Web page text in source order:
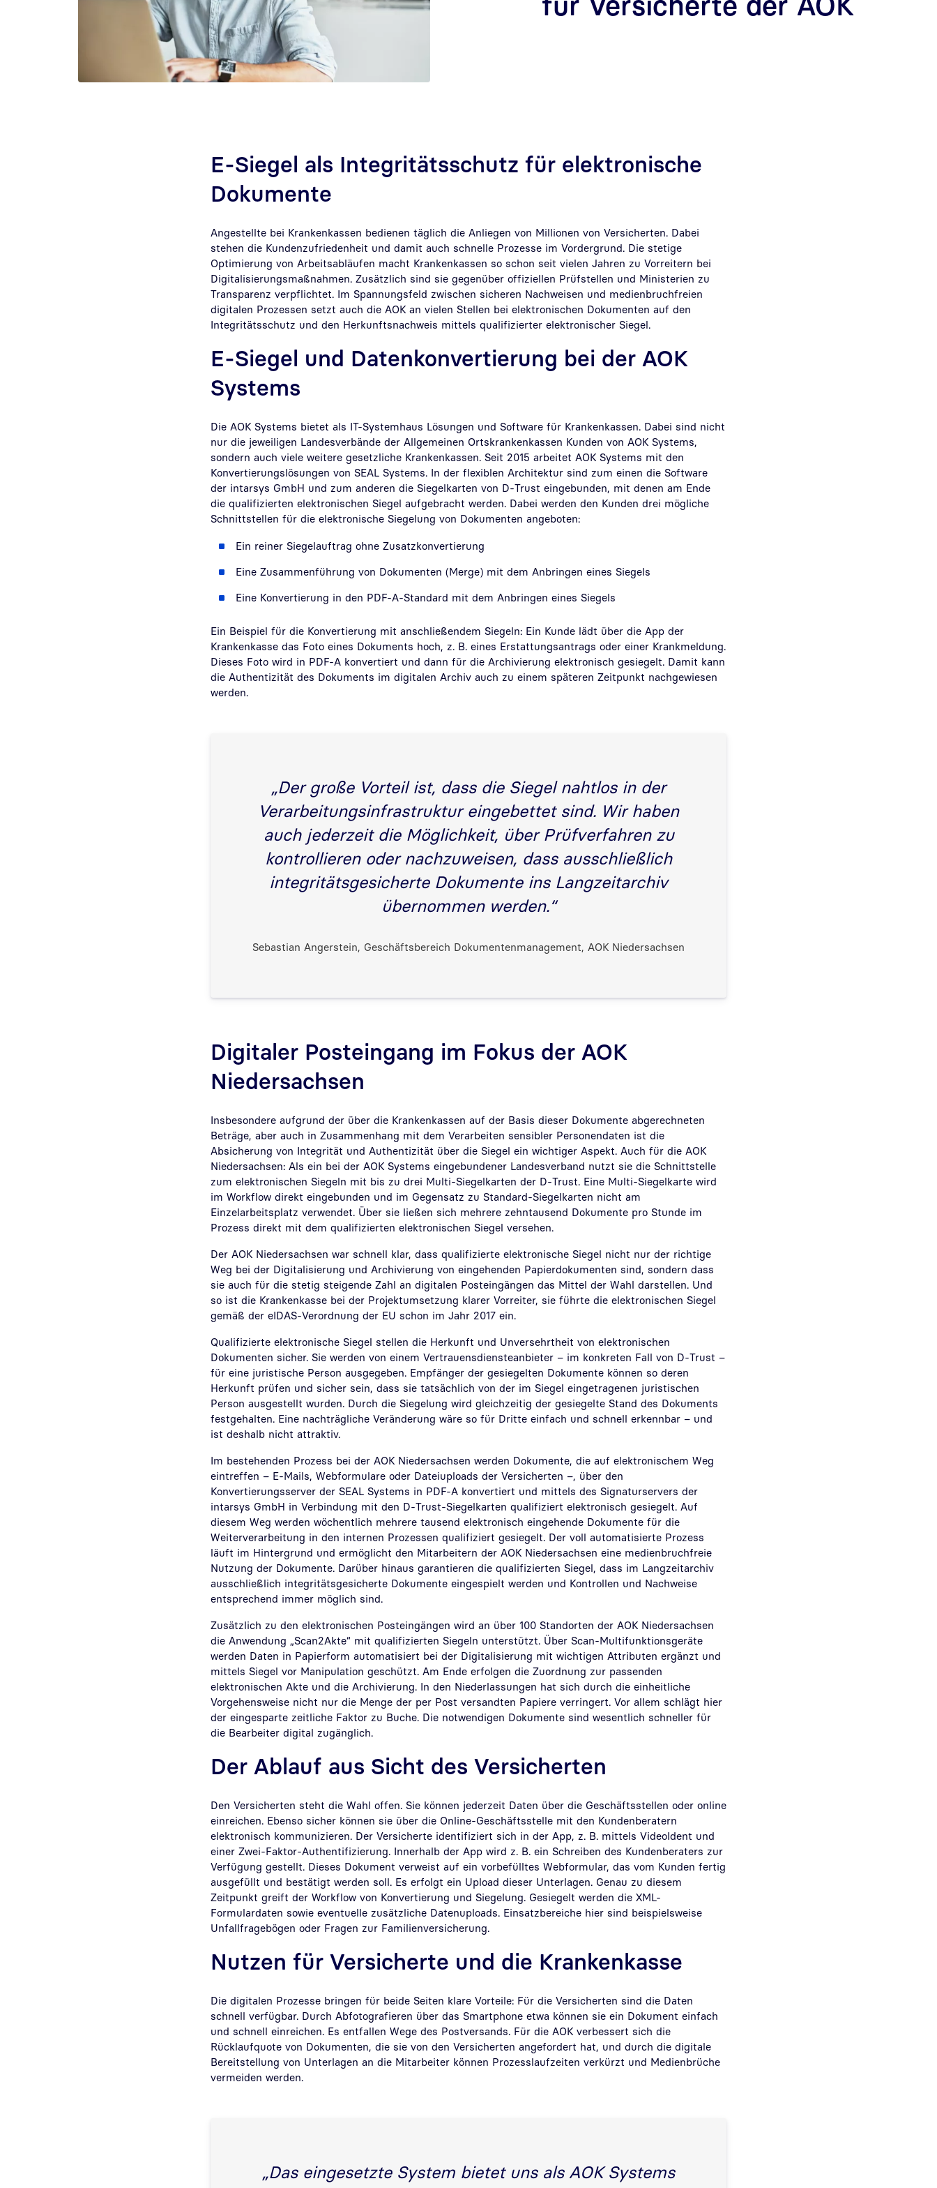
E-Siegel als Integritätsschutz für elektronische
Dokumente
Angestellte bei Krankenkassen bedienen täglich die Anliegen von Millionen von Versicherten. Dabei
stehen die Kundenzufriedenheit und damit auch schnelle Prozesse im Vordergrund. Die stetige
Optimierung von Arbeitsabläufen macht Krankenkassen so schon seit vielen Jahren zu Vorreitern bei
Digitalisierungsmaßnahmen. Zusätzlich sind sie gegenüber offiziellen Prüfstellen und Ministerien zu
Transparenz verpflichtet. Im Spannungsfeld zwischen sicheren Nachweisen und medienbruchfreien
digitalen Prozessen setzt auch die AOK an vielen Stellen bei elektronischen Dokumenten auf den
Integritätsschutz und den Herkunftsnachweis mittels qualifizierter elektronischer Siegel.
E-Siegel und Datenkonvertierung bei der AOK
Systems
Die AOK Systems bietet als IT-Systemhaus Lösungen und Software für Krankenkassen. Dabei sind nicht
nur die jeweiligen Landesverbände der Allgemeinen Ortskrankenkassen Kunden von AOK Systems,
sondern auch viele weitere gesetzliche Krankenkassen. Seit 2015 arbeitet AOK Systems mit den
Konvertierungslösungen von SEAL Systems. In der flexiblen Architektur sind zum einen die Software
der intarsys GmbH und zum anderen die Siegelkarten von D-Trust eingebunden, mit denen am Ende
die qualifizierten elektronischen Siegel aufgebracht werden. Dabei werden den Kunden drei mögliche
Schnittstellen für die elektronische Siegelung von Dokumenten angeboten:
Ein reiner Siegelauftrag ohne Zusatzkonvertierung
Eine Zusammenführung von Dokumenten (Merge) mit dem Anbringen eines Siegels
Eine Konvertierung in den PDF-A-Standard mit dem Anbringen eines Siegels
Ein Beispiel für die Konvertierung mit anschließendem Siegeln: Ein Kunde lädt über die App der
Krankenkasse das Foto eines Dokuments hoch, z. B. eines Erstattungsantrags oder einer Krankmeldung.
Dieses Foto wird in PDF-A konvertiert und dann für die Archivierung elektronisch gesiegelt. Damit kann
die Authentizität des Dokuments im digitalen Archiv auch zu einem späteren Zeitpunkt nachgewiesen
werden.
„Der große Vorteil ist, dass die Siegel nahtlos in der
Verarbeitungsinfrastruktur eingebettet sind. Wir haben
auch jederzeit die Möglichkeit, über Prüfverfahren zu
kontrollieren oder nachzuweisen, dass ausschließlich
integritätsgesicherte Dokumente ins Langzeitarchiv
übernommen werden.“
Sebastian Angerstein, Geschäftsbereich Dokumentenmanagement, AOK Niedersachsen
Digitaler Posteingang im Fokus der AOK
Niedersachsen
Insbesondere aufgrund der über die Krankenkassen auf der Basis dieser Dokumente abgerechneten
Beträge, aber auch in Zusammenhang mit dem Verarbeiten sensibler Personendaten ist die
Absicherung von Integrität und Authentizität über die Siegel ein wichtiger Aspekt. Auch für die AOK
Niedersachsen: Als ein bei der AOK Systems eingebundener Landesverband nutzt sie die Schnittstelle
zum elektronischen Siegeln mit bis zu drei Multi-Siegelkarten der D-Trust. Eine Multi-Siegelkarte wird
im Workflow direkt eingebunden und im Gegensatz zu Standard-Siegelkarten nicht am
Einzelarbeitsplatz verwendet. Über sie ließen sich mehrere zehntausend Dokumente pro Stunde im
Prozess direkt mit dem qualifizierten elektronischen Siegel versehen.
Der AOK Niedersachsen war schnell klar, dass qualifizierte elektronische Siegel nicht nur der richtige
Weg bei der Digitalisierung und Archivierung von eingehenden Papierdokumenten sind, sondern dass
sie auch für die stetig steigende Zahl an digitalen Posteingängen das Mittel der Wahl darstellen. Und
so ist die Krankenkasse bei der Projektumsetzung klarer Vorreiter, sie führte die elektronischen Siegel
gemäß der eIDAS-Verordnung der EU schon im Jahr 2017 ein.
Qualifizierte elektronische Siegel stellen die Herkunft und Unversehrtheit von elektronischen
Dokumenten sicher. Sie werden von einem Vertrauensdiensteanbieter – im konkreten Fall von D-Trust –
für eine juristische Person ausgegeben. Empfänger der gesiegelten Dokumente können so deren
Herkunft prüfen und sicher sein, dass sie tatsächlich von der im Siegel eingetragenen juristischen
Person ausgestellt wurden. Durch die Siegelung wird gleichzeitig der gesiegelte Stand des Dokuments
festgehalten. Eine nachträgliche Veränderung wäre so für Dritte einfach und schnell erkennbar – und
ist deshalb nicht attraktiv.
Im bestehenden Prozess bei der AOK Niedersachsen werden Dokumente, die auf elektronischem Weg
eintreffen – E-Mails, Webformulare oder Dateiuploads der Versicherten –, über den
Konvertierungsserver der SEAL Systems in PDF-A konvertiert und mittels des Signaturservers der
intarsys GmbH in Verbindung mit den D-Trust-Siegelkarten qualifiziert elektronisch gesiegelt. Auf
diesem Weg werden wöchentlich mehrere tausend elektronisch eingehende Dokumente für die
Weiterverarbeitung in den internen Prozessen qualifiziert gesiegelt. Der voll automatisierte Prozess
läuft im Hintergrund und ermöglicht den Mitarbeitern der AOK Niedersachsen eine medienbruchfreie
Nutzung der Dokumente. Darüber hinaus garantieren die qualifizierten Siegel, dass im Langzeitarchiv
ausschließlich integritätsgesicherte Dokumente eingespielt werden und Kontrollen und Nachweise
entsprechend immer möglich sind.
Zusätzlich zu den elektronischen Posteingängen wird an über 100 Standorten der AOK Niedersachsen
die Anwendung „Scan2Akte“ mit qualifizierten Siegeln unterstützt. Über Scan-Multifunktionsgeräte
werden Daten in Papierform automatisiert bei der Digitalisierung mit wichtigen Attributen ergänzt und
mittels Siegel vor Manipulation geschützt. Am Ende erfolgen die Zuordnung zur passenden
elektronischen Akte und die Archivierung. In den Niederlassungen hat sich durch die einheitliche
Vorgehensweise nicht nur die Menge der per Post versandten Papiere verringert. Vor allem schlägt hier
der eingesparte zeitliche Faktor zu Buche. Die notwendigen Dokumente sind wesentlich schneller für
die Bearbeiter digital zugänglich.
Der Ablauf aus Sicht des Versicherten
Den Versicherten steht die Wahl offen. Sie können jederzeit Daten über die Geschäftsstellen oder online
einreichen. Ebenso sicher können sie über die Online-Geschäftsstelle mit den Kundenberatern
elektronisch kommunizieren. Der Versicherte identifiziert sich in der App, z. B. mittels VideoIdent und
einer Zwei-Faktor-Authentifizierung. Innerhalb der App wird z. B. ein Schreiben des Kundenberaters zur
Verfügung gestellt. Dieses Dokument verweist auf ein vorbefülltes Webformular, das vom Kunden fertig
ausgefüllt und bestätigt werden soll. Es erfolgt ein Upload dieser Unterlagen. Genau zu diesem
Zeitpunkt greift der Workflow von Konvertierung und Siegelung. Gesiegelt werden die XML-
Formulardaten sowie eventuelle zusätzliche Datenuploads. Einsatzbereiche hier sind beispielsweise
Unfallfragebögen oder Fragen zur Familienversicherung.
Nutzen für Versicherte und die Krankenkasse
Die digitalen Prozesse bringen für beide Seiten klare Vorteile: Für die Versicherten sind die Daten
schnell verfügbar. Durch Abfotografieren über das Smartphone etwa können sie ein Dokument einfach
und schnell einreichen. Es entfallen Wege des Postversands. Für die AOK verbessert sich die
Rücklaufquote von Dokumenten, die sie von den Versicherten angefordert hat, und durch die digitale
Bereitstellung von Unterlagen an die Mitarbeiter können Prozesslaufzeiten verkürzt und Medienbrüche
vermeiden werden.
„Das eingesetzte System bietet uns als AOK Systems